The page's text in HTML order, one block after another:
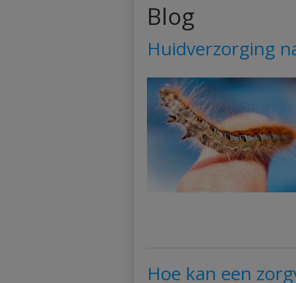
Blog
Huidverzorging
Hoe kan een